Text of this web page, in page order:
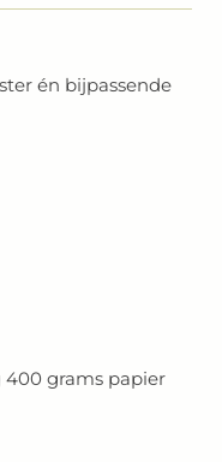
én bijpassende
400 grams papier